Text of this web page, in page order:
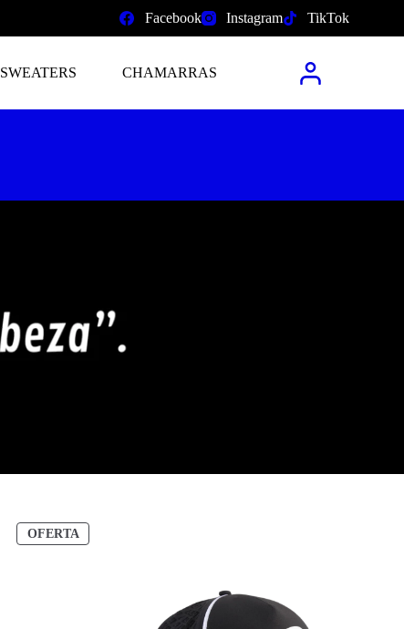
Facebook Instagram TikTok
SWEATERS CHAMARRAS
OFERTAPRODUCTO
EN